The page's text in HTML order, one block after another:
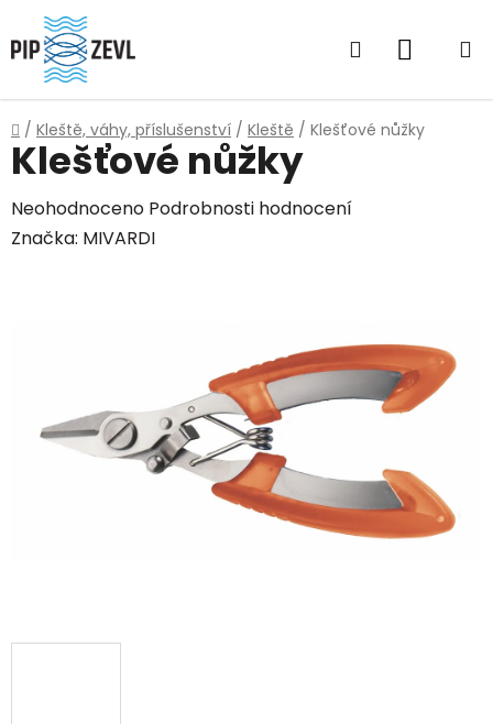
Přejít
na
obsah
Hledat
Domů
/ Kleště, váhy, příslušenství / Kleště / Klešťové nůžky
Klešťové nůžky
Průměrné
hodnocení
hvězdiček.
Neohodnoceno Podrobnosti hodnocení
Značka: MIVARDI